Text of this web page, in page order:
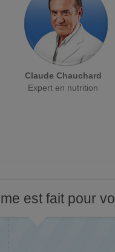
Claude Chauchard
Expert en nutrition
est fait pour